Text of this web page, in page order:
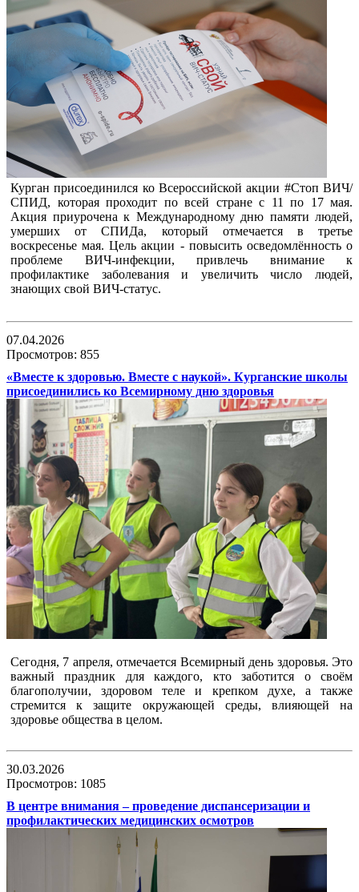
Курган присоединился ко Всероссийской акции #Стоп ВИЧ/
СПИД, которая проходит по всей стране с 11 по 17 мая.
Акция приурочена к Международному дню памяти людей,
умерших от СПИДа, который отмечается в третье
воскресенье мая. Цель акции - повысить осведомлённость о
проблеме ВИЧ-инфекции, привлечь внимание к
профилактике заболевания и увеличить число людей,
знающих свой ВИЧ-статус.
07.04.2026
Просмотров: 855
«Вместе к здоровью. Вместе с наукой». Курганские школы
присоединились ко Всемирному дню здоровья
Сегодня, 7 апреля, отмечается Всемирный день здоровья. Это
важный праздник для каждого, кто заботится о своём
благополучии, здоровом теле и крепком духе, а также
стремится к защите окружающей среды, влияющей на
здоровье общества в целом.
30.03.2026
Просмотров: 1085
В центре внимания – проведение диспансеризации и
профилактических медицинских осмотров